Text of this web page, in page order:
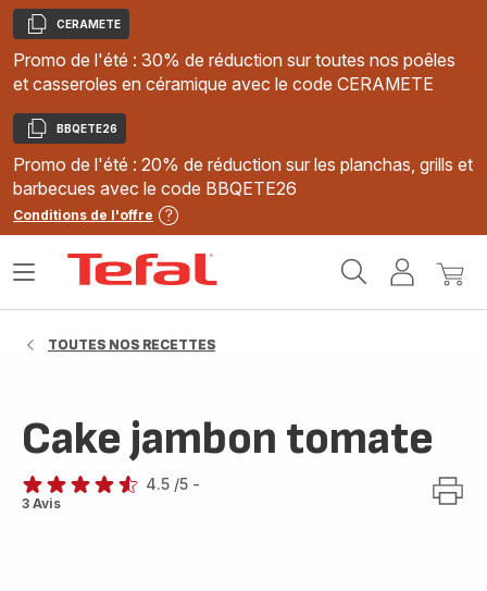
Copier
CERAMETE
Promo de l'été : 30% de réduction sur toutes nos poêles
et casseroles en céramique avec le code CERAMETE
Copier
BBQETE26
Promo de l'été : 20% de réduction sur les planchas, grills et
barbecues avec le code BBQETE26
Conditions de l'offre
MonMon
Ouvrir
TOUTES NOS RECETTES
Cake jambon tomate
ratings.4.5
4.5 /5 -
3 Avis